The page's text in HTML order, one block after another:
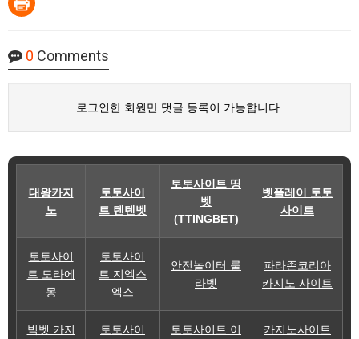
0 Comments
로그인한 회원만 댓글 등록이 가능합니다.
대왕카지
노
토토사이
트 텐텐벳
토토사이트 띵
벳
(TTINGBET)
벳플레이 토토
사이트
토토사이
트 도라에
몽
토토사이
트 지엑스
엑스
안전놀이터 룰
라벳
파라존코리아
카지노 사이트
빅벳 카지
토토사이
토토사이트 이
카지노사이트